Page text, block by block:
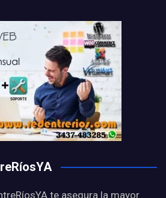
te asegura la mayor